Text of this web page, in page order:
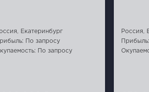
Екатеринбург
По запросу
По запросу
Россия,